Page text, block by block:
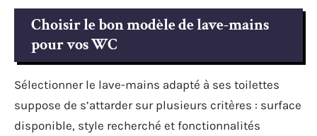
Choisir le bon modèle de lave-mains
pour vos WC
Sélectionner le lave-mains adapté à ses toilettes
suppose de s’attarder sur plusieurs critères : surface
disponible, style recherché et fonctionnalités